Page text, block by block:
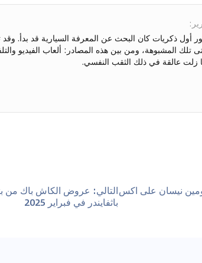
:
أول ذكريات كان البحث عن المعرفة السيارية قد بدأ.
تلك المشبوهة، ومن بين هذه المصادر: ألعاب الفيديو
زلت عالقة في ذلك الثقب النفسي.
نيسان على اكسالتالي: عروض الكاش باك من
باثفايندر في فبراير 2025